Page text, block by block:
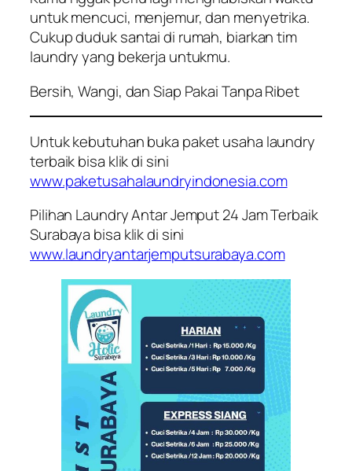
untuk mencuci, menjemur, dan menyetrika.
Cukup duduk santai di rumah, biarkan tim
laundry yang bekerja untukmu.
Bersih, Wangi, dan Siap Pakai Tanpa Ribet
Untuk kebutuhan buka paket usaha laundry
terbaik bisa klik di sini
www.paketusahalaundryindonesia.com
Pilihan Laundry Antar Jemput 24 Jam Terbaik
Surabaya bisa klik di sini
www.laundryantarjemputsurabaya.com